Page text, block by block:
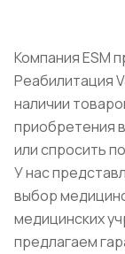
Компания ESM
Реабилитация
наличии
приобретения
или спросить
У нас
выбор
медицинских
предлагаем